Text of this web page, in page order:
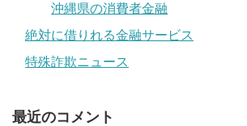
沖縄県の消費者金融
絶対に借りれる金融サービス
特殊詐欺ニュース
最近のコメント